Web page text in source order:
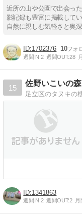
近所の山や公園で出会っ
影記録も豊富に掲載して
自然に親しむ気軽さと奥
1702376 10
週間IN:2 週間OUT:28
15
佐野いこいの森
1341863
週間IN:2 週間OUT:2